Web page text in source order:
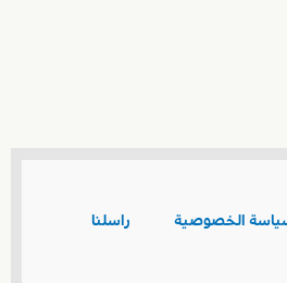
الخصوصية راسلنا